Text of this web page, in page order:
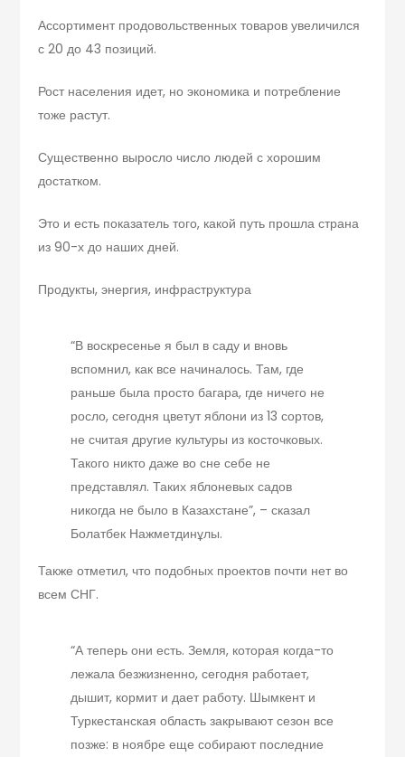
Ассортимент продовольственных товаров увеличился
с 20 до 43 позиций.
Рост населения идет, но экономика и потребление
тоже растут.
Существенно выросло число людей с хорошим
достатком.
Это и есть показатель того, какой путь прошла страна
из 90-х до наших дней.
Продукты, энергия, инфраструктура
“В воскресенье я был в саду и вновь
вспомнил, как все начиналось. Там, где
раньше была просто багара, где ничего не
росло, сегодня цветут яблони из 13 сортов,
не считая другие культуры из косточковых.
Такого никто даже во сне себе не
представлял. Таких яблоневых садов
никогда не было в Казахстане”, – сказал
Болатбек Нажметдинұлы.
Также отметил, что подобных проектов почти нет во
всем СНГ.
“А теперь они есть. Земля, которая когда-то
лежала безжизненно, сегодня работает,
дышит, кормит и дает работу. Шымкент и
Туркестанская область закрывают сезон все
позже: в ноябре еще собирают последние